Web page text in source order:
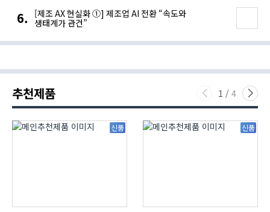
[제조 AX 현실화 ①] 제조업 AI 전환 “속도와
생태계가 관건”
추천제품 1 / 4
신품 신품